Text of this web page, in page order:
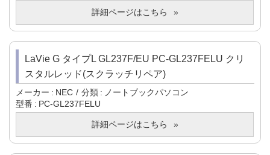
詳細ページはこちら
LaVie G タイプL GL237F/EU PC-GL237FELU クリ
スタルレッド(スクラッチリペア)
メーカー NEC 分類
ノートブックパソコン
型番
PC-GL237FELU
詳細ページはこちら